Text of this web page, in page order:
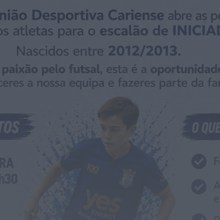
ULS da Guarda recebe quatro novas
Unidades Móveis de Saúde
HOJE, 23:17
Rádio Caria
Dois detidos por tráfico de
estupefacientes em Castelo Branco
HOJE, 23:08
Juventude com entradas gratuitas na